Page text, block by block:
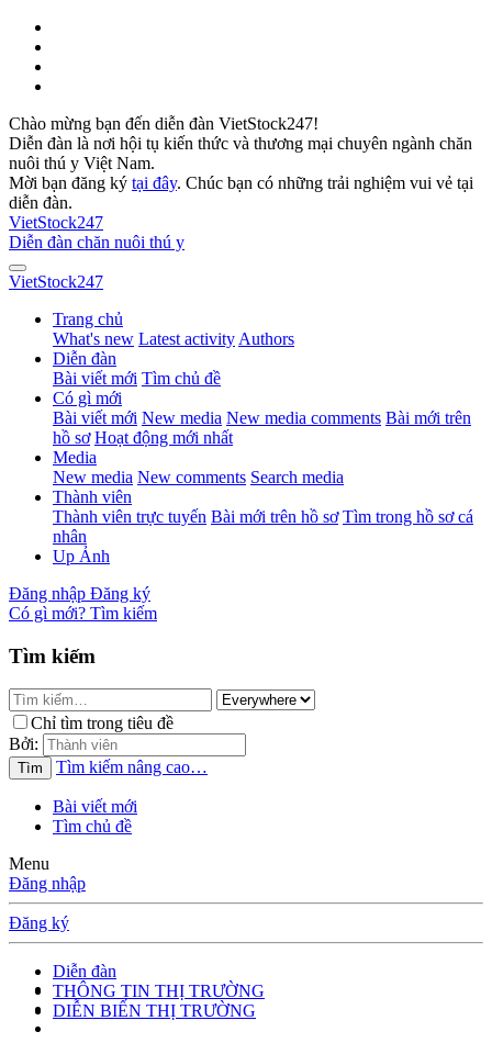
Chào mừng bạn đến diễn đàn VietStock247!
Diễn đàn là nơi hội tụ kiến thức và thương mại chuyên ngành chăn
nuôi thú y Việt Nam.
Mời bạn đăng ký tại đây. Chúc bạn có những trải nghiệm vui vẻ tại
diễn đàn.
VietStock247
Diễn đàn chăn nuôi thú y
VietStock247
Trang chủ
What's new Latest activity Authors
Diễn đàn
Bài viết mới Tìm chủ đề
Có gì mới
Bài viết mới New media New media comments Bài mới trên
hồ sơ Hoạt động mới nhất
Media
New media New comments Search media
Thành viên
Thành viên trực tuyến Bài mới trên hồ sơ Tìm trong hồ sơ cá
nhân
Up Ảnh
Đăng nhập Đăng ký
Có gì mới? Tìm kiếm
Tìm kiếm
Chỉ tìm trong tiêu đề
Bởi:
Tìm Tìm kiếm nâng cao…
Bài viết mới
Tìm chủ đề
Menu
Đăng nhập
Đăng ký
Diễn đàn
THÔNG TIN THỊ TRƯỜNG
DIỄN BIẾN THỊ TRƯỜNG